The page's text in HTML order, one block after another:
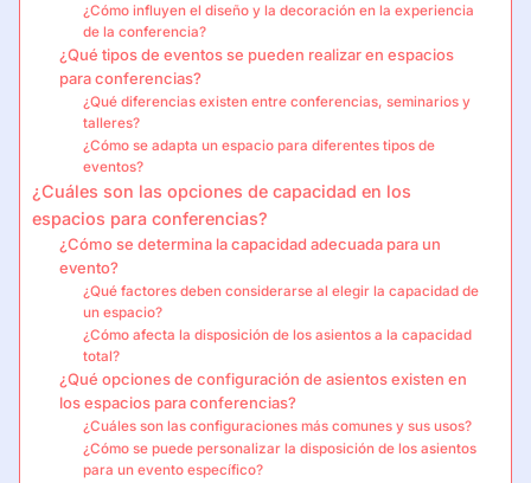
¿Cómo influyen el diseño y la decoración en la experiencia
de la conferencia?
¿Qué tipos de eventos se pueden realizar en espacios
para conferencias?
¿Qué diferencias existen entre conferencias, seminarios y
talleres?
¿Cómo se adapta un espacio para diferentes tipos de
eventos?
¿Cuáles son las opciones de capacidad en los
espacios para conferencias?
¿Cómo se determina la capacidad adecuada para un
evento?
¿Qué factores deben considerarse al elegir la capacidad de
un espacio?
¿Cómo afecta la disposición de los asientos a la capacidad
total?
¿Qué opciones de configuración de asientos existen en
los espacios para conferencias?
¿Cuáles son las configuraciones más comunes y sus usos?
¿Cómo se puede personalizar la disposición de los asientos
para un evento específico?